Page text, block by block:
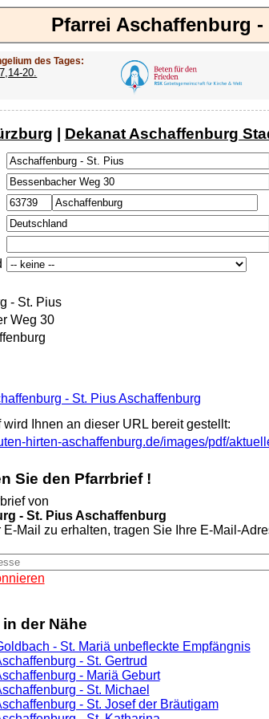
Pfarrei Aschaffenburg -
des Tages:
20.
| Dekanat Aschaffenburg
- St. Pius
Weg 30
- St. Pius Aschaffenburg
wird Ihnen an dieser URL bereit gestellt:
hirten-aschaffenburg.de/images/pdf/
Sie den Pfarrbrief !
von
- St. Pius Aschaffenburg
E-Mail zu erhalten, tragen Sie Ihre E-Mail-
der Nähe
- St. Mariä unbefleckte Empfängnis
- St. Gertrud
- Mariä Geburt
- St. Michael
- St. Josef der Bräutigam